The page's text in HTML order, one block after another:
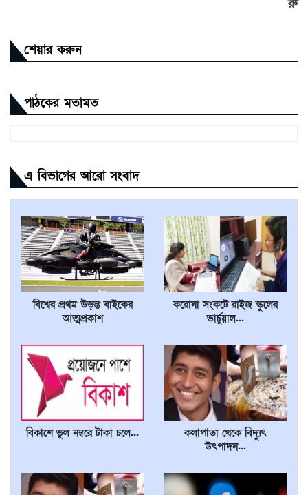
রু
শেয়ার করুন
পাঠকের মতামত
এ বিভাগের আরো সংবাদ
বিশ্বের প্রথম উড়ন্ত বাইকের
আত্মপ্রকাশ
করোনা সংকটে রাইজ স্কুলের
ভার্চুয়াল...
বিকাশে ভুল নম্বরে টাকা চলে...
কলাপাতা থেকে বিদ্যুৎ
উৎপাদন...